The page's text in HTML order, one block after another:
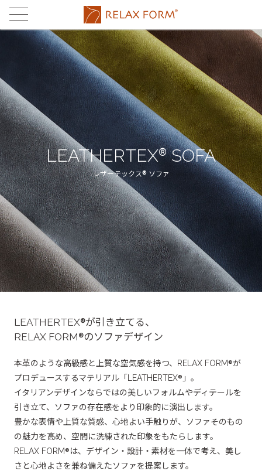
CONCEPT コンセプト
素材
LEATHERTEX ® レザーテックス®
eurotech ユーロテック
FABRIC'S ファブリックス
PRODUCTS 製品
LEATHERTEX ® SOFA レザーテックス®
eurotech SOFA ユーロテック
FABRIC'S SOFA ファブリックス
RUG ラグ
TABLE テーブル
OTHER その他製品
STORES ストア
STORE LIST 店舗一覧
ONLINE STORE 関家具通販サイト
MAINTENANCE メンテナンス
FAQ よくあるご質問
CONTACT お問合せ
LEATHERTEX®SOFA
レザーテックス®ソファ
LEATHERTEX®が引き立てる、
RELAX FORM®のソファデザイン
本革のような高級感と上質な空気感を持つ、RELAX FORM®が
プロデュースするマテリアル「LEATHERTEX® 」。
イタリアンデザインならではの美しいフォルムやディテールを
引き立て、ソファの存在感をより印象的に演出します。
豊かな表情や上質な質感、心地よい手触りが、ソファそのもの
の魅力を高め、空間に洗練された印象をもたらします。
RELAX FORM®は、デザイン・設計・素材を一体で考え、美し
さと心地よさを兼ね備えたソファを提案します。